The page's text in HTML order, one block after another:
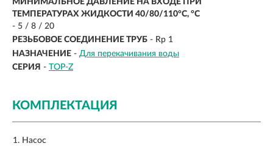
ТЕМПЕРАТУРАХ ЖИДКОСТИ 40/80/110°C, °C
- 5 / 8 / 20
РЕЗЬБОВОЕ СОЕДИНЕНИЕ ТРУБ - Rp 1
НАЗНАЧЕНИЕ - Для перекачивания воды
СЕРИЯ - TOP-Z
КОМПЛЕКТАЦИЯ
Насос